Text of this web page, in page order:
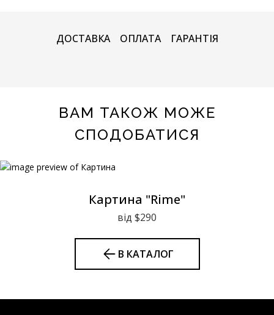
ДОСТАВКА ОПЛАТА ГАРАНТІЯ
ВАМ ТАКОЖ МОЖЕ
СПОДОБАТИСЯ
Картина "Rime"
від $290
В КАТАЛОГ